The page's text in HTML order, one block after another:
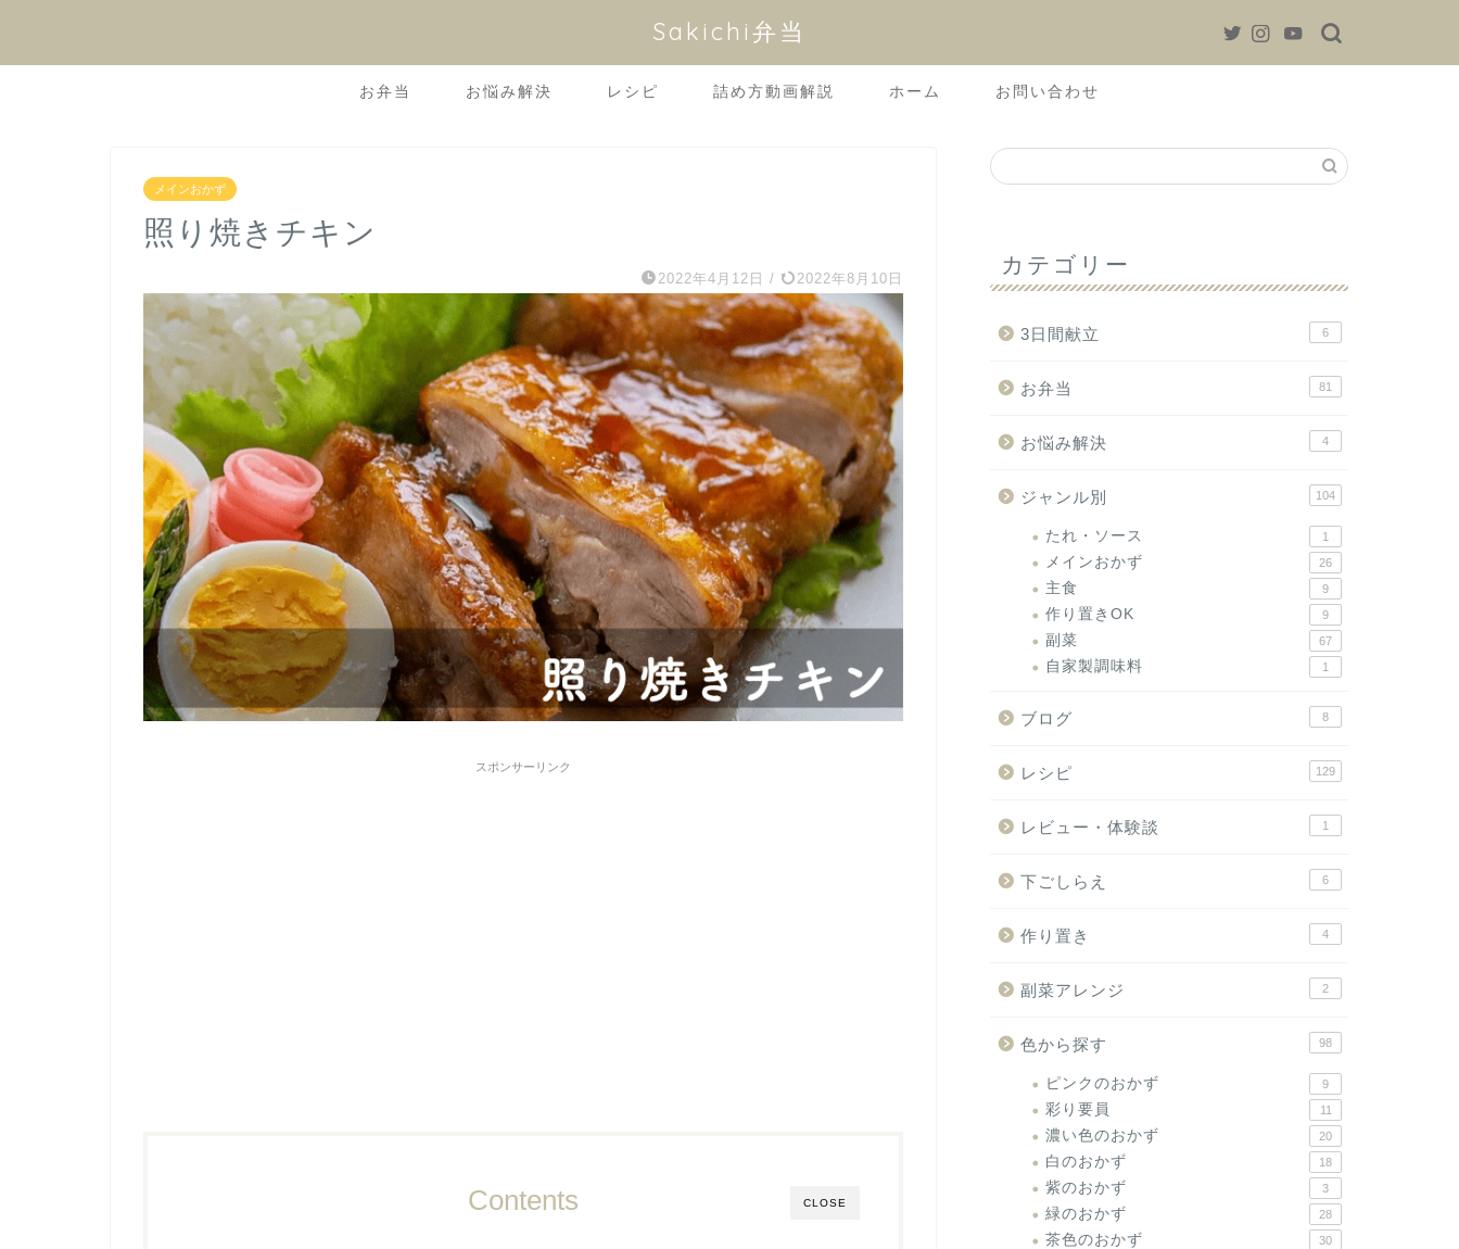
Sakichi弁当
お弁当 お悩み解決 レシピ 詰め方動画解説 ホーム お問い合わせ
メインおかず
照り焼きチキン
2022年4月12日 / 2022年8月10日
スポンサーリンク
CLOSE
Contents
カテゴリー
3日間献立 6
お弁当 81
お悩み解決 4
ジャンル別 104
たれ・ソース 1
メインおかず 26
主食 9
作り置きOK 9
副菜 67
自家製調味料 1
ブログ 8
レシピ 129
レビュー・体験談 1
下ごしらえ 6
作り置き 4
副菜アレンジ 2
色から探す 98
ピンクのおかず 9
彩り要員 11
濃い色のおかず 20
白のおかず 18
紫のおかず 3
緑のおかず 28
茶色のおかず 30